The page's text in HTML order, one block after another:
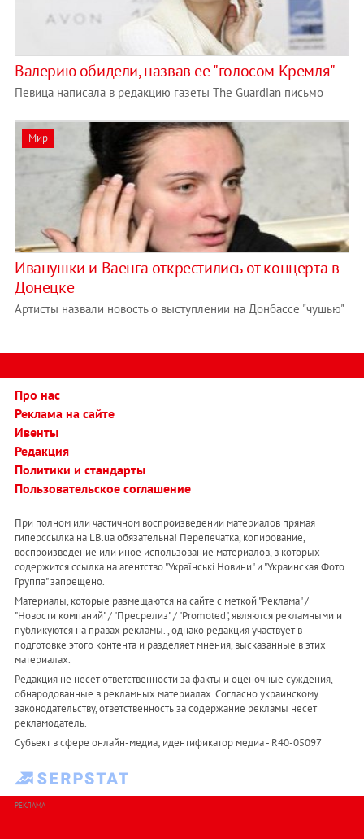
Валерию обидели, назвав ее "голосом Кремля"
Певица написала в редакцию газеты The Guardian письмо
Мир
Иванушки и Ваенга открестились от концерта в
Донецке
Артисты назвали новость о выступлении на Донбассе "чушью"
Про нас
Реклама на сайте
Ивенты
Редакция
Политики и стандарты
Пользовательское соглашение
При полном или частичном воспроизведении материалов прямая
гиперссылка на LB.ua обязательна! Перепечатка, копирование,
воспроизведение или иное использование материалов, в которых
содержится ссылка на агентство "Українськi Новини" и "Украинская Фото
Группа" запрещено.
Материалы, которые размещаются на сайте с меткой "Реклама" /
"Новости компаний" / "Пресрелиз" / "Promoted", являются рекламными и
публикуются на правах рекламы. , однако редакция участвует в
подготовке этого контента и разделяет мнения, высказанные в этих
материалах.
Редакция не несет ответственности за факты и оценочные суждения,
обнародованные в рекламных материалах. Согласно украинскому
законодательству, ответственность за содержание рекламы несет
рекламодатель.
Субъект в сфере онлайн-медиа; идентификатор медиа - R40-05097
РЕКЛАМА